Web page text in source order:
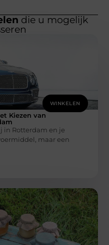
die u mogelijk
WINKELEN
Kiezen van
in Rotterdam en je
maar een